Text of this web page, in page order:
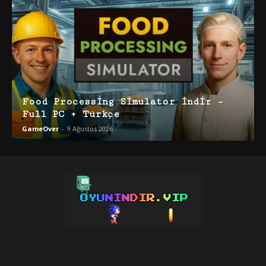
Food Processing Simulator İndir –
Full PC + Türkçe
GameOver - 9 Ağustos 2026